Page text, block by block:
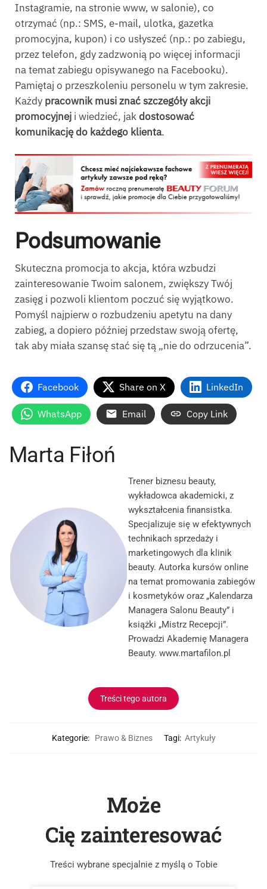
Instagramie, na stronie www, w salonie), co
otrzymać (np.: SMS, e-mail, ulotka, gazetka
promocyjna, kupon) i co usłyszeć (np.: po zabiegu,
przez telefon, gdy zadzwonią po więcej informacji
na temat zabiegu opisywanego na Facebooku).
Pamiętaj o przeszkoleniu personelu w tym zakresie.
Każdy pracownik musi znać szczegóły akcji
promocyjnej i wiedzieć, jakdostosować
komunikację do każdego klienta.
Podsumowanie
Skuteczna promocja to akcja, która wzbudzi
zainteresowanie Twoim salonem, zwiększy Twój
zasięg i pozwoli klientom poczuć się wyjątkowo.
Pomyśl najpierw o rozbudzeniu apetytu na dany
zabieg, a dopiero później przedstaw swoją ofertę,
tak aby miała szansę stać się tą „nie do odrzucenia”.
Facebook Share on X LinkedIn
WhatsApp Email Copy Link
Marta Fiłoń
Trener biznesu beauty,
wykładowca akademicki, z
wykształcenia finansistka.
Specjalizuje się w efektywnych
technikach sprzedaży i
marketingowych dla klinik
beauty. Autorka kursów online
na temat promowania zabiegów
i kosmetyków oraz „Kalendarza
Managera Salonu Beauty” i
książki „Mistrz Recepcji”.
Prowadzi Akademię Managera
Beauty. www.martafilon.pl
Treści tego autora
Kategorie: Prawo & Biznes Tagi: Artykuły
Może
Cię zainteresować
Treści wybrane specjalnie z myślą o Tobie